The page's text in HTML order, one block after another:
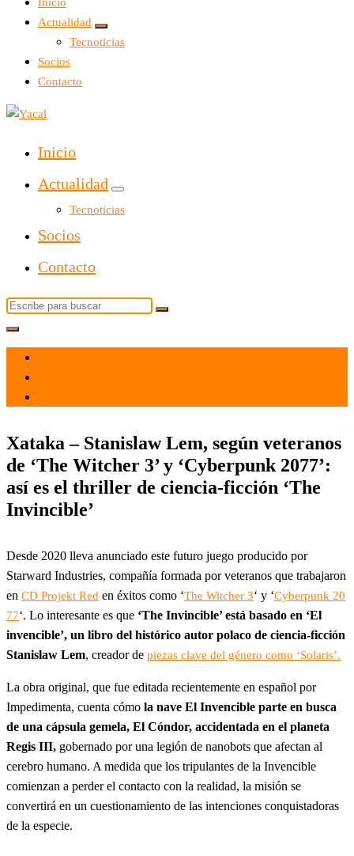
Actualidad
Tecnoticias
Socios
Contacto
Yacal micro hosting
Inicio
Actualidad
Tecnoticias
Socios
Contacto
Xataka – Stanislaw Lem, según veteranos
de ‘The Witcher 3’ y ‘Cyberpunk 2077’:
así es el thriller de ciencia-ficción ‘The
Invincible’
Desde 2020 lleva anunciado este futuro juego producido por
Starward Industries, compañía formada por veteranos que trabajaron
en CD Projekt Red en éxitos como ‘The Witcher 3‘ y ‘Cyberpunk 20
77‘. Lo interesante es que ‘The Invincible’ está basado en ‘El
invencible’, un libro del histórico autor polaco de ciencia-ficción
Stanislaw Lem, creador de piezas clave del género como ‘Solaris’.
La obra original, que fue editada recientemente en español por
Impedimenta, cuenta cómo la nave El Invencible parte en busca
de una cápsula gemela, El Cóndor, accidentada en el planeta
Regis III, gobernado por una legión de nanobots que afectan al
cerebro humano. A medida que los tripulantes de la Invencible
comienzan a perder el contacto con la realidad, la misión se
convertirá en un cuestionamiento de las intenciones conquistadoras
de la especie.